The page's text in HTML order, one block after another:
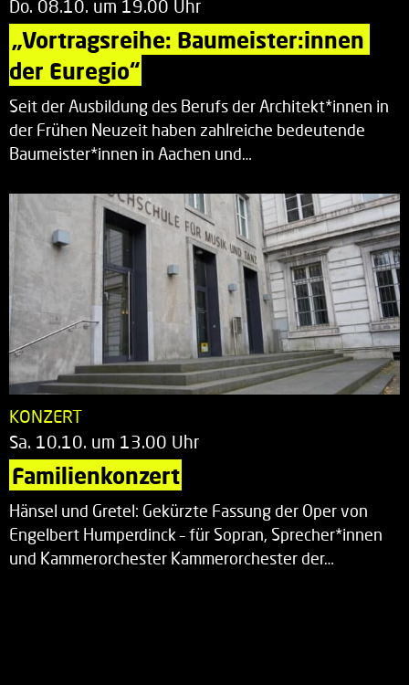
Do. 08.10. um 19.00 Uhr
„Vortragsreihe: Baumeister:innen
der Euregio“
Seit der Ausbildung des Berufs der Architekt*innen in
der Frühen Neuzeit haben zahlreiche bedeutende
Baumeister*innen in Aachen und…
KONZERT
Sa. 10.10. um 13.00 Uhr
Familienkonzert
Hänsel und Gretel: Gekürzte Fassung der Oper von
Engelbert Humperdinck – für Sopran, Sprecher*innen
und Kammerorchester Kammerorchester der…